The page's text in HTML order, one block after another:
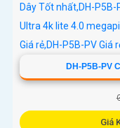
nghiệm tốt. Sản phẩm
dụng
DH-P5B-PV
Giá